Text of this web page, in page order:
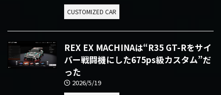
CUSTOMIZED CAR
REX EX MACHINAは“R35 GT-Rをサイ
バー戦闘機にした675ps級カスタム”だ
った
2026/5/19